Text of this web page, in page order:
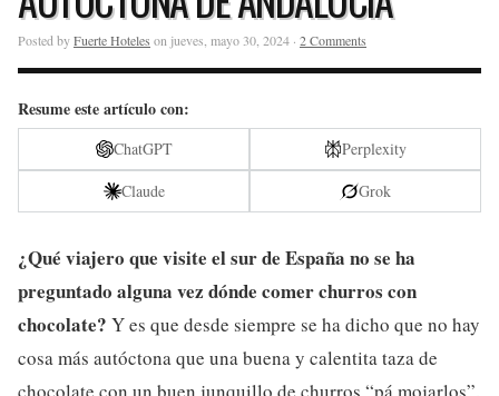
Posted byFuerte Hoteles on jueves, mayo 30, 2024 · 2 Comments
Resume este artículo con:
ChatGPT
Perplexity
Claude
Grok
¿Qué viajero que visite el sur de España no se ha
preguntado alguna vez dónde comer churros con
chocolate? Y es que desde siempre se ha dicho que no hay
cosa más autóctona que una buena y calentita taza de
chocolate con un buen junquillo de churros “pá mojarlos”.